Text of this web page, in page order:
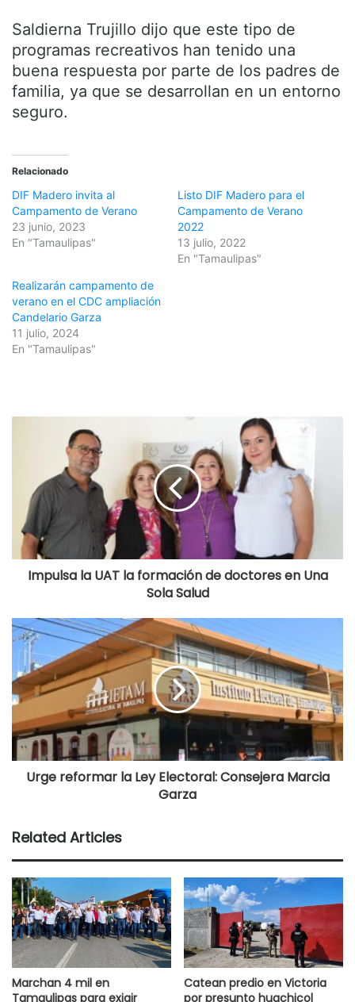
Saldierna Trujillo dijo que este tipo de
programas recreativos han tenido una
buena respuesta por parte de los padres de
familia, ya que se desarrollan en un entorno
seguro.
Relacionado
DIF Madero invita al
Campamento de Verano
23 junio, 2023
En "Tamaulipas"
Listo DIF Madero para el
Campamento de Verano
2022
13 julio, 2022
En "Tamaulipas"
Realizarán campamento de
verano en el CDC ampliación
Candelario Garza
11 julio, 2024
En "Tamaulipas"
Impulsa la UAT la formación de doctores en Una
Sola Salud
Urge reformar la Ley Electoral: Consejera Marcia
Garza
Related Articles
Marchan 4 mil en
Tamaulipas para exigir
Catean predio en Victoria
por presunto huachicol